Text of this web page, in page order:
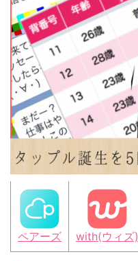
ペアーズ with(ウィズ)